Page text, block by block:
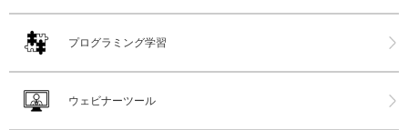
プログラミング学習
ウェビナーツール